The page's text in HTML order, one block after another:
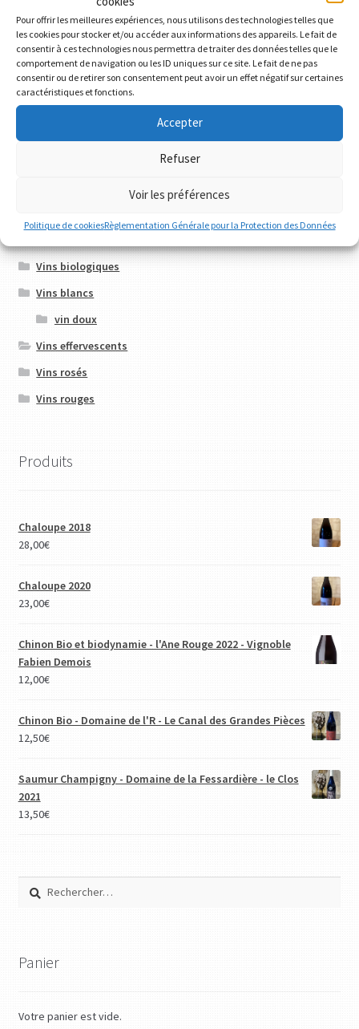
Pour offrir les meilleures expériences, nous utilisons des technologies telles que
les cookies pour stocker et/ou accéder aux informations des appareils. Le fait de
consentir à ces technologies nous permettra de traiter des données telles que le
comportement de navigation ou les ID uniques sur ce site. Le fait de ne pas
consentir ou de retirer son consentement peut avoir un effet négatif sur certaines
caractéristiques et fonctions.
Accepter
Refuser
Voir les préférences
Politique de cookiesRèglementation Générale pour la Protection des Données
Catégories de produits
Bières artisanales
Chinon
Saumur Champigny
Vins biologiques
Vins blancs
vin doux
Vins effervescents
Vins rosés
Vins rouges
Produits
Chaloupe 2018
28,00€
Chaloupe 2020
23,00€
Chinon Bio et biodynamie - l'Ane Rouge 2022 - Vignoble
Fabien Demois
12,00€
Chinon Bio - Domaine de l'R - Le Canal des Grandes Pièces
12,50€
Saumur Champigny - Domaine de la Fessardière - le Clos
2021
13,50€
Rechercher :
Panier
Votre panier est vide.